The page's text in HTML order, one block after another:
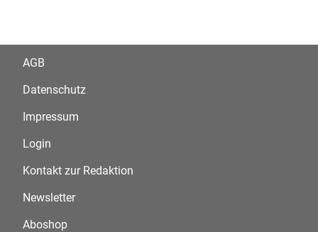
AGB
Datenschutz
Impressum
Login
Kontakt zur Redaktion
Newsletter
Aboshop